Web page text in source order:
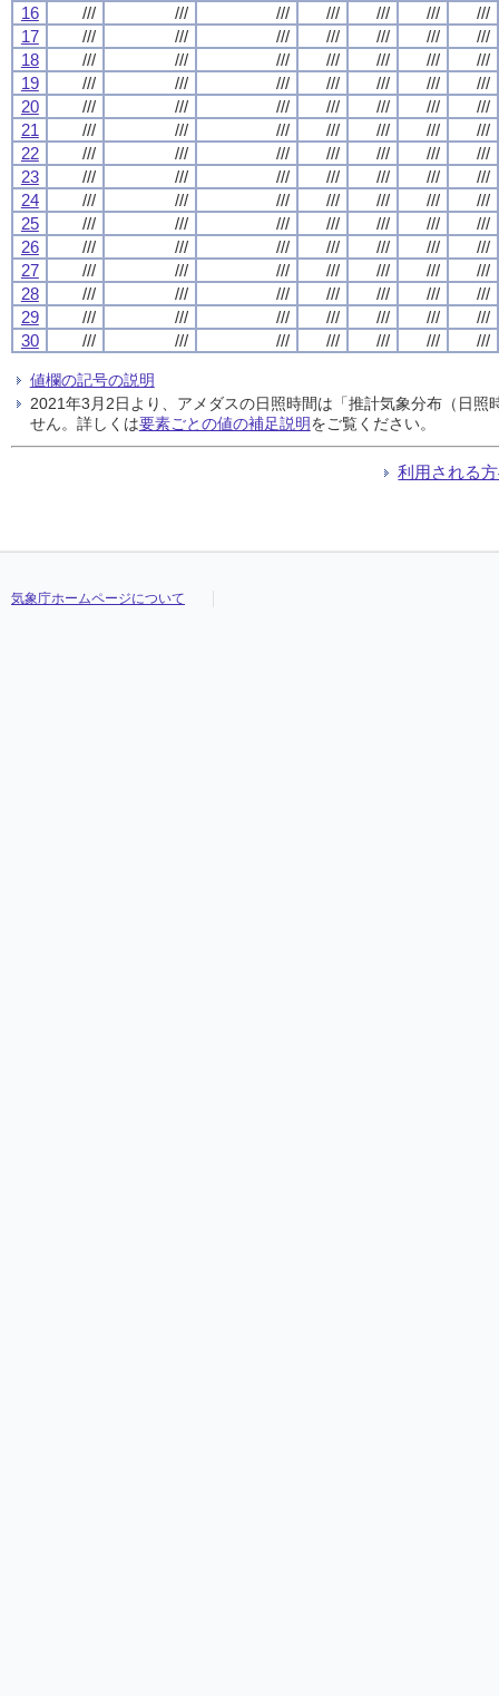
16
/// /// /// /// /// ///
///
17
/// /// /// /// /// ///
///
18
/// /// /// /// /// ///
///
19
/// /// /// /// /// ///
///
20
/// /// /// /// /// ///
///
21
/// /// /// /// /// ///
///
22
/// /// /// /// /// ///
///
23
/// /// /// /// /// ///
///
24
/// /// /// /// /// ///
///
25
/// /// /// /// /// ///
///
26
/// /// /// /// /// ///
///
27
/// /// /// /// /// ///
///
28
/// /// /// /// /// ///
///
29
/// /// /// /// /// ///
///
30
/// /// /// /// /// /// ///
値欄の記号の説明
2021年3月2日より、アメダスの日照時間は「推計気象分布（日
せん。詳しくは要素ごとの値の補足説明をご覧ください。
利用される
気象庁ホームページについて